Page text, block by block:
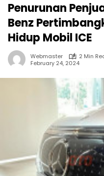
Penurunan
Benz
Hidup Mobil ICE
Webmaster
2 Min
February 24, 2024